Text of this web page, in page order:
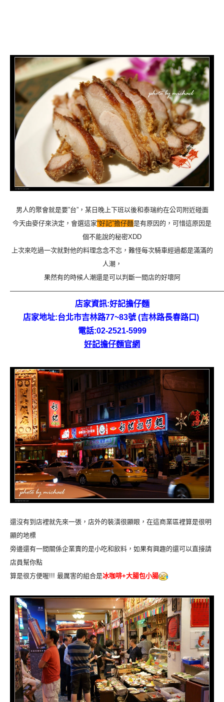
男人的聚會就是要”台”，某日晚上下班以後和泰瑞約在公司附近碰面
今天由麥仔來決定，會選這家“好記”擔仔麵是有原因的，可惜這原因是
個不能說的秘密XDD
上次來吃過一次就對他的料理念念不忘，難怪每次騎車經過都是滿滿的
人潮，
果然有的時候人潮還是可以判斷一間店的好壞阿
店家資訊:好記擔仔麵
店家地址:台北市吉林路77~83號 (吉林路長春路口)
電話:02-2521-5999
好記擔仔麵官網
還沒有到店裡就先來一張，店外的裝潢很顯眼，在這商業區裡算是很明
顯的地標
旁邊還有一間關係企業賣的是小吃和飲料，如果有興趣的還可以直接請
店員幫你點
算是很方便喔!!! 最厲害的組合是冰咖啡+大腸包小腸